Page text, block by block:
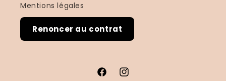
Mentions légales
Renoncer au contrat
FacebookInstagram